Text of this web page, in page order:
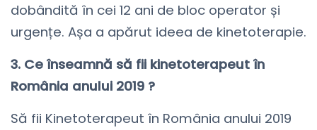
dobândită în cei 12 ani de bloc operator și
urgențe. Așa a apărut ideea de kinetoterapie.
3. Ce înseamnă să fii kinetoterapeut în
România anului 2019 ?
Să fii Kinetoterapeut în România anului 2019